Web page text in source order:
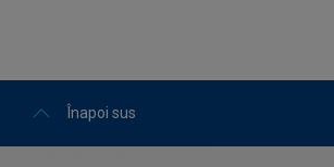
Înapoi sus